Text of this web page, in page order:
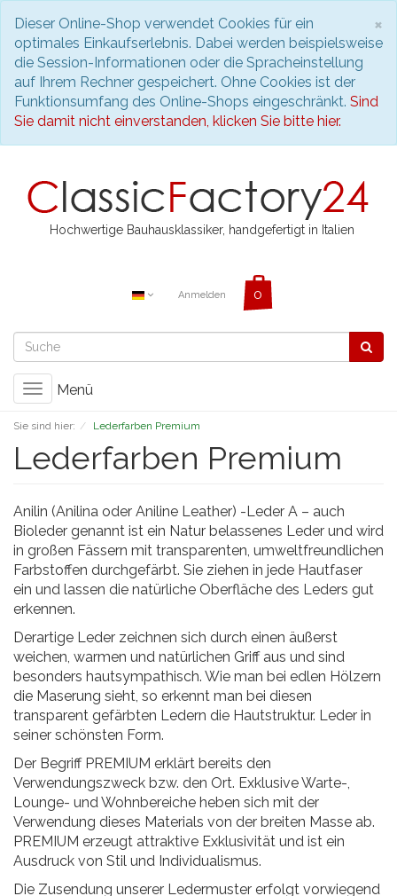
×
Dieser Online-Shop verwendet Cookies für ein
optimales Einkaufserlebnis. Dabei werden beispielsweise
die Session-Informationen oder die Spracheinstellung
auf Ihrem Rechner gespeichert. Ohne Cookies ist der
Funktionsumfang des Online-Shops eingeschränkt. Sind
Sie damit nicht einverstanden, klicken Sie bitte hier.
Hochwertige Bauhausklassiker, handgefertigt in Italien
Anmelden
Toggle
Menü
Sie sind hier: Lederfarben Premium
Lederfarben Premium
Anilin (Anilina oder Aniline Leather) -Leder A – auch
Bioleder genannt ist ein Natur belassenes Leder und wird
in großen Fässern mit transparenten, umweltfreundlichen
Farbstoffen durchgefärbt. Sie ziehen in jede Hautfaser
ein und lassen die natürliche Oberfläche des Leders gut
erkennen.
Derartige Leder zeichnen sich durch einen äußerst
weichen, warmen und natürlichen Griff aus und sind
besonders hautsympathisch. Wie man bei edlen Hölzern
die Maserung sieht, so erkennt man bei diesen
transparent gefärbten Ledern die Hautstruktur. Leder in
seiner schönsten Form.
Der Begriff PREMIUM erklärt bereits den
Verwendungszweck bzw. den Ort. Exklusive Warte-,
Lounge- und Wohnbereiche heben sich mit der
Verwendung dieses Materials von der breiten Masse ab.
PREMIUM erzeugt attraktive Exklusivität und ist ein
Ausdruck von Stil und Individualismus.
Die Zusendung unserer Ledermuster erfolgt vorwiegend